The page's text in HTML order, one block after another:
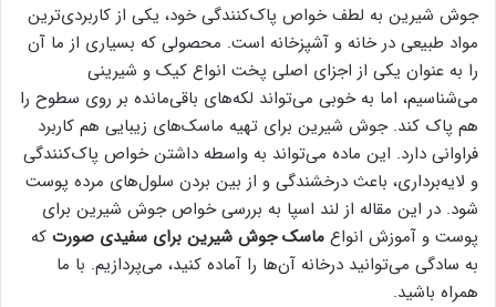
جوش شیرین به لطف خواص پاک‌کنندگی خود، یکی از کاربردی‌ترین
مواد طبیعی در خانه و آشپزخانه است. محصولی که بسیاری از ما آن
را به عنوان یکی از اجزای اصلی پخت انواع کیک و شیرینی
می‌شناسیم، اما به خوبی می‌تواند لکه‌های باقی‌مانده بر روی سطوح را
هم پاک کند. جوش شیرین برای تهیه ماسک‌های زیبایی هم کاربرد
فراوانی دارد. این ماده می‌تواند به واسطه داشتن خواص پاک‌کنندگی
و لایه‌برداری، باعث درخشندگی و از بین بردن سلول‌های مرده پوست
شود. در این مقاله از لند اسپا به بررسی خواص جوش شیرین برای
پوست و آموزش انواع ماسک جوش شیرین برای سفیدی صورت که
به سادگی می‌توانید درخانه آن‌ها را آماده کنید، می‌پردازیم. با ما
همراه باشید.